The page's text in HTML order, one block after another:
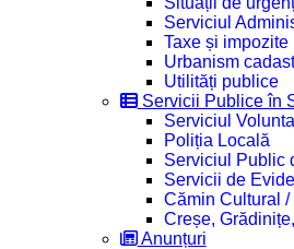
Serviciul
Taxe și impozite
Urbanism
Utilități publice
Servicii Publice în
Serviciul
Poliția Locală
Serviciul Public
Servicii de
Cămin Cultural
Creșe,
Anunțuri